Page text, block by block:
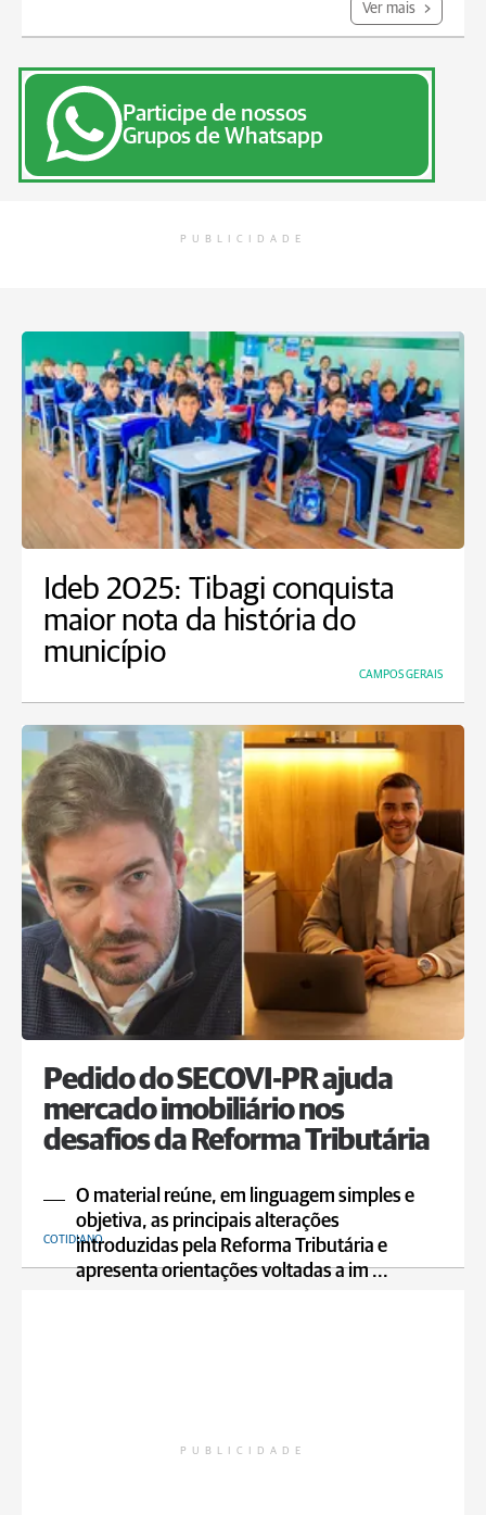
Ver mais
Participe de nossos
Grupos de Whatsapp
PUBLICIDADE
Ideb 2025: Tibagi conquista
maior nota da história do
município
CAMPOS GERAIS
Pedido do SECOVI-PR ajuda
mercado imobiliário nos
desafios da Reforma Tributária
O material reúne, em linguagem simples e
objetiva, as principais alterações
introduzidas pela Reforma Tributária e
apresenta orientações voltadas a im ...
COTIDIANO
PUBLICIDADE